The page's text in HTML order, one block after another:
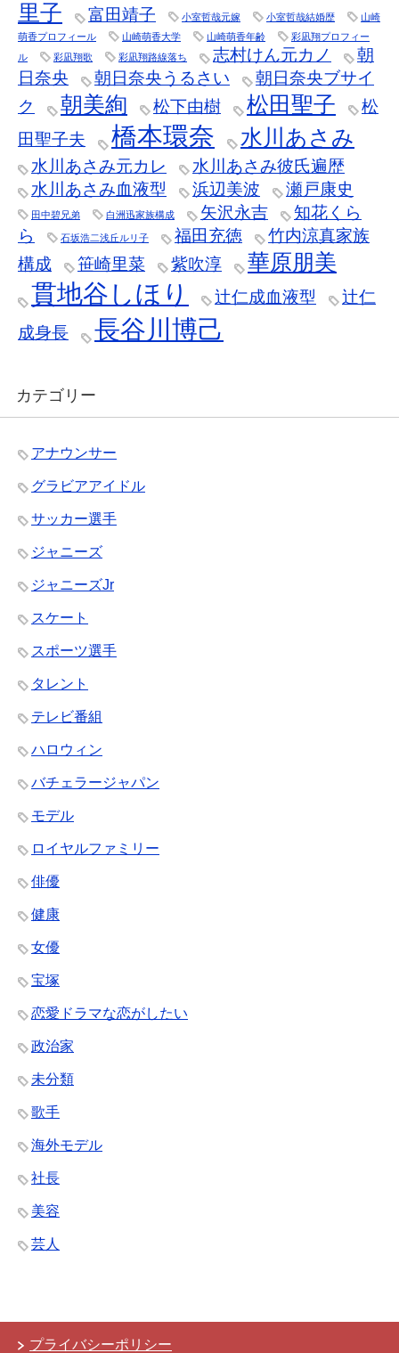
里子
富田靖子 小室哲哉元嫁 小室哲哉結婚歴
山崎
萌香プロフィール
山崎萌香大学 山崎萌香年齢
彩凪翔プロフィー
ル
彩凪翔歌 彩凪翔路線落ち 志村けん元カノ
朝
日奈央
朝日奈央うるさい
朝日奈央ブサイ
ク
朝美絢 松下由樹 松田聖子
松
田聖子夫
橋本環奈 水川あさみ
水川あさみ元カレ
水川あさみ彼氏遍歴
水川あさみ血液型
浜辺美波 瀬戸康史
田中碧兄弟 白洲迅家族構成 矢沢永吉
知花くら
ら
石坂浩二浅丘ルリ子 福田充徳
竹内涼真家族
構成
笹崎里菜 紫吹淳 華原朋美
貫地谷しほり 辻仁成血液型
辻仁
成身長
長谷川博己
カテゴリー
アナウンサー
グラビアアイドル
サッカー選手
ジャニーズ
ジャニーズJr
スケート
スポーツ選手
タレント
テレビ番組
ハロウィン
バチェラージャパン
モデル
ロイヤルファミリー
俳優
健康
女優
宝塚
恋愛ドラマな恋がしたい
政治家
未分類
歌手
海外モデル
社長
美容
芸人
プライバシーポリシー